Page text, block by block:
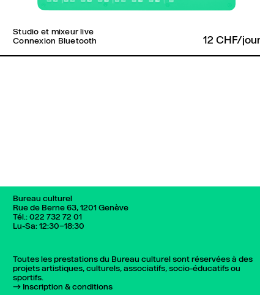
Studio et mixeur live
Connexion Bluetooth
12 CHF/
Bureau culturel
Rue de Berne 63, 1201 Genève
Tél.:022 732 72 01
Lu-Sa: 12:30–18:30
Toutes les prestations du Bureau culturel sont réservées à des
projets artistiques, culturels, associatifs, socio-éducatifs ou
sportifs.
Inscription & conditions